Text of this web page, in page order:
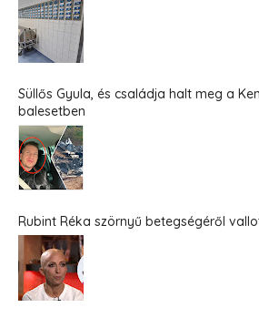
Süllős Gyula, és családja halt meg a
balesetben
Rubint Réka szörnyű betegségéről